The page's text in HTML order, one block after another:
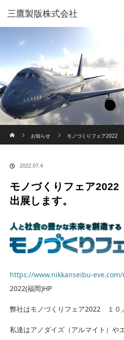
三鷹製版株式会社
お知らせ
モノづくりフェア2022
2022.07.4
モノづくりフェア
出展します。
https://www.nikkanseibu-
2022(福岡)HP
弊社はモノづくりフェア2022 １０
私達はアノダイズ（アルマイト）や